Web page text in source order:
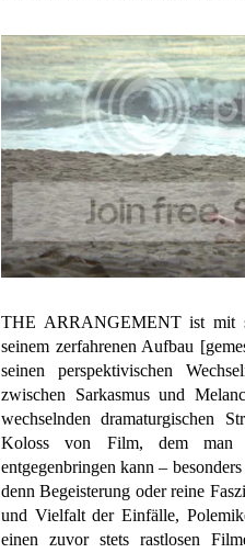
THE ARRANGEMENT ist mit
seinem zerfahrenen Aufbau
seinen perspektivischen
zwischen Sarkasmus und
wechselnden dramaturgischen
Koloss von Film, dem man
entgegenbringen kann –
denn Begeisterung oder reine
und Vielfalt der Einfälle,
einen zuvor stets rastlosen